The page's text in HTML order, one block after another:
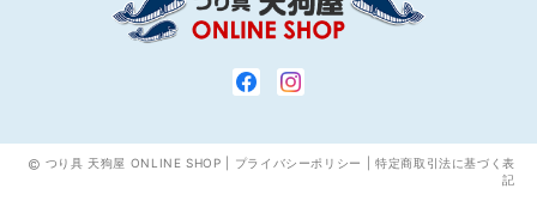
つり具 天狗屋 ONLINE SHOP | プライバシーポリシー
特定商取引法に基づく表
記